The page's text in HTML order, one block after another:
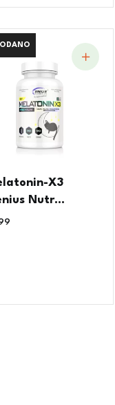
X3
Nutr...